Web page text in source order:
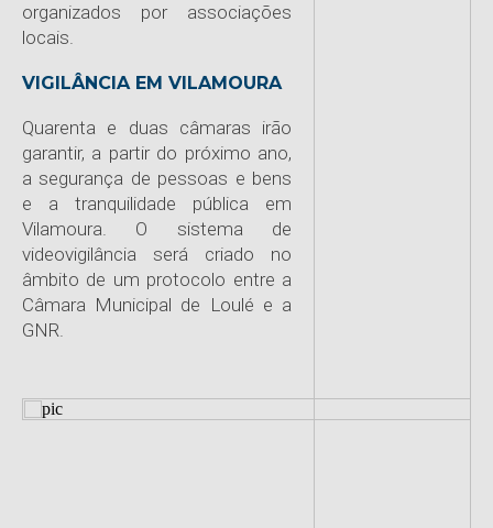
organizados por associações
locais.
VIGILÂNCIA EM VILAMOURA
Quarenta e duas câmaras irão
garantir, a partir do próximo ano,
a segurança de pessoas e bens
e a tranquilidade pública em
Vilamoura. O sistema de
videovigilância será criado no
âmbito de um protocolo entre a
Câmara Municipal de Loulé e a
GNR.